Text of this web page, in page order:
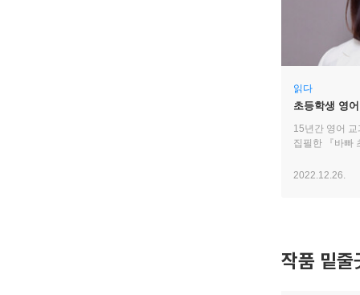
읽다
초등학생 영
15년간 영어
집필한 『바빠
2022.12.26.
작품 밑줄